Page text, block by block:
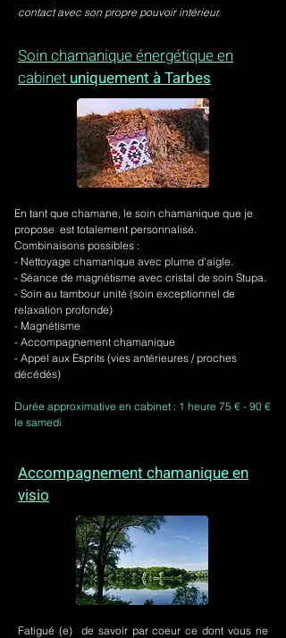
contact avec son propre pouvoir intérieur.
Soin chamanique énergétique en
cabinet uniquement à Tarbes
En tant que chamane, le soin chamanique que je
propose est totalement personnalisé.
Combinaisons possibles :
- Nettoyage chamanique avec plume d'aigle.
- Séance de magnétisme avec cristal de soin Stupa.
- Soin au tambour unité (soin exceptionnel de
relaxation profonde)
- Magnétisme
- Accompagnement chamanique
- Appel aux Esprits (vies antérieures / proches
décédés)
Durée approximative en cabinet : 1 heure 75 € - 90 €
le samedi
Accompagnement chamanique en
visio
Fatigué (e) de savoir par coeur ce dont vous ne